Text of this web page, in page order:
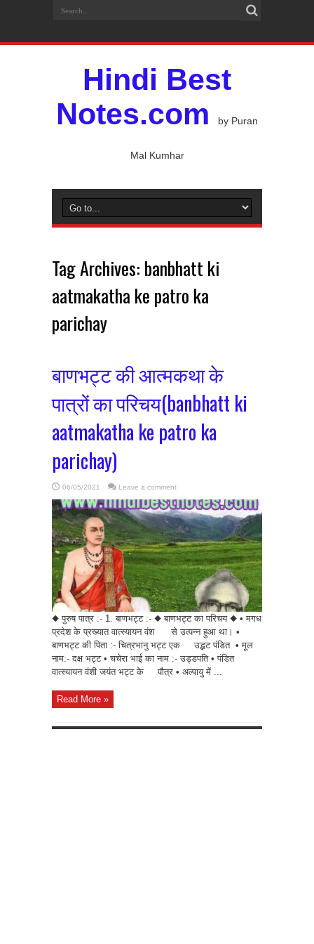
Hindi Best
Notes.com
by Puran
Mal Kumhar
Tag Archives: banbhatt ki
aatmakatha ke patro ka
parichay
बाणभट्ट की आत्मकथा के
पात्रों का परिचय(banbhatt ki
aatmakatha ke patro ka
parichay)
06/05/2021 Leave a comment
◆ पुरुष पात्र :- 1. बाणभट्ट :- ◆ बाणभट्ट का परिचय ◆ • मगध
प्रदेश के प्रख्यात वात्स्यायन वंश से उत्पन्न हुआ था। •
बाणभट्ट की पिता :- चित्रभानु भट्ट एक उद्भट पंडित • मूल
नाम:- दक्ष भट्ट • चचेरा भाई का नाम :- उड्डपति • पंडित
वात्स्यायन वंशी जयंत भट्ट के पौत्र • अल्पायु में ...
Read More »